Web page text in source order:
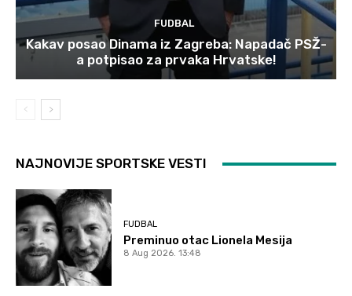
FUDBAL
Kakav posao Dinama iz Zagreba: Napadač PSŽ-
a potpisao za prvaka Hrvatske!
NAJNOVIJE SPORTSKE VESTI
FUDBAL
Preminuo otac Lionela Mesija
8 Aug 2026. 13:48